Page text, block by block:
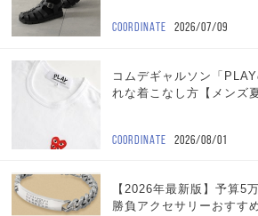
COORDINATE 2026/07/09
コムデギャルソン「
れな着こなし方【メンズ夏
COORDINATE 2026/08/01
【2026年最新版】予算5
勝負アクセサリーおすす